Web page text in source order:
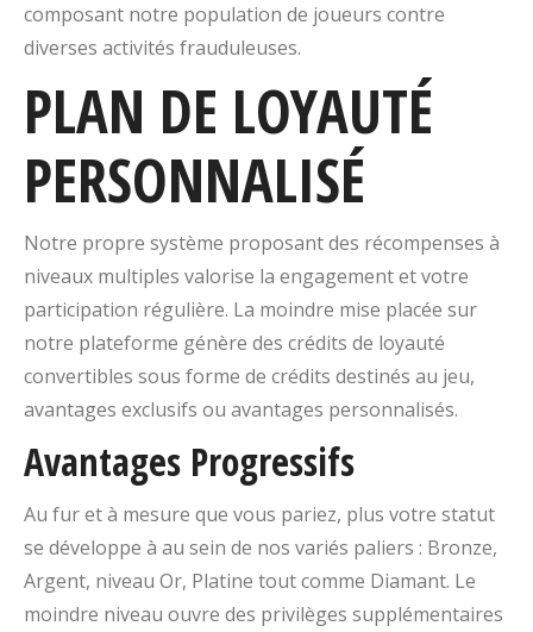
composant notre population de joueurs contre
diverses activités frauduleuses.
PLAN DE LOYAUTÉ
PERSONNALISÉ
Notre propre système proposant des récompenses à
niveaux multiples valorise la engagement et votre
participation régulière. La moindre mise placée sur
notre plateforme génère des crédits de loyauté
convertibles sous forme de crédits destinés au jeu,
avantages exclusifs ou avantages personnalisés.
Avantages Progressifs
Au fur et à mesure que vous pariez, plus votre statut
se développe à au sein de nos variés paliers : Bronze,
Argent, niveau Or, Platine tout comme Diamant. Le
moindre niveau ouvre des privilèges supplémentaires